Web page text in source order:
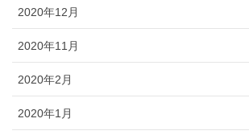
2020年12月
2020年11月
2020年2月
2020年1月